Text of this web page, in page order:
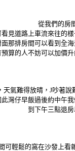
從我們的房
看見道路上車流來往的
面那排房間可以看到全
預算的人不妨可以加價
天氣難得放晴，J吵著說
此灣仔早飯過後約中午
到下午三點退
可輕鬆的窩在沙發上看